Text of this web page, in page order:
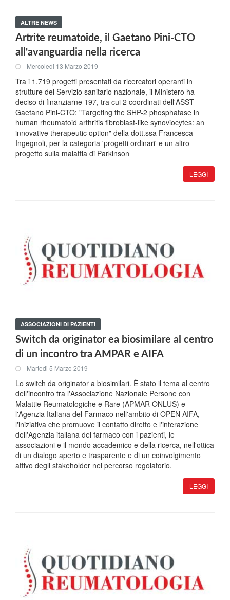
ALTRE NEWS
Artrite reumatoide, il Gaetano Pini-CTO
all'avanguardia nella ricerca
Mercoledi 13 Marzo 2019
Tra i 1.719 progetti presentati da ricercatori operanti in
strutture del Servizio sanitario nazionale, il Ministero ha
deciso di finanziarne 197, tra cui 2 coordinati dell'ASST
Gaetano Pini-CTO: "Targeting the SHP-2 phosphatase in
human rheumatoid arthritis fibroblast-like synoviocytes: an
innovative therapeutic option" della dott.ssa Francesca
Ingegnoli, per la categoria 'progetti ordinari' e un altro
progetto sulla malattia di Parkinson
LEGGI
ASSOCIAZIONI DI PAZIENTI
Switch da originator ea biosimilare al centro
di un incontro tra AMPAR e AIFA
Martedi 5 Marzo 2019
Lo switch da originator a biosimilari. È stato il tema al centro
dell'incontro tra l'Associazione Nazionale Persone con
Malattie Reumatologiche e Rare (APMAR ONLUS) e
l'Agenzia Italiana del Farmaco nell'ambito di OPEN AIFA,
l'iniziativa che promuove il contatto diretto e l'interazione
dell'Agenzia italiana del farmaco con i pazienti, le
associazioni e il mondo accademico e della ricerca, nell'ottica
di un dialogo aperto e trasparente e di un coinvolgimento
attivo degli stakeholder nel percorso regolatorio.
LEGGI